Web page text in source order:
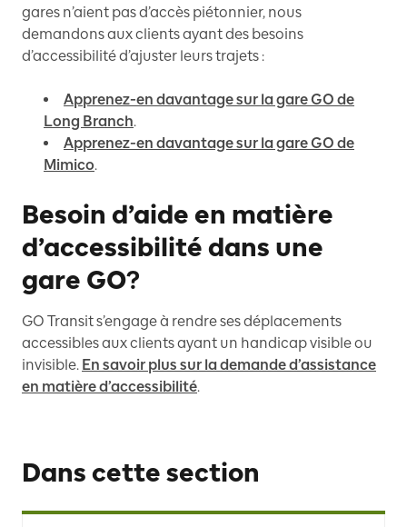
gares n’aient pas d’accès piétonnier, nous
demandons aux clients ayant des besoins
d’accessibilité d’ajuster leurs trajets :
Apprenez-en davantage sur la gare GO de
Long Branch.
Apprenez-en davantage sur la gare GO de
Mimico.
Besoin d’aide en matière
d’accessibilité dans une
gare GO?
GO Transit s’engage à rendre ses déplacements
accessibles aux clients ayant un handicap visible ou
invisible. En savoir plus sur la demande d’assistance
en matière d’accessibilité.
Dans cette section